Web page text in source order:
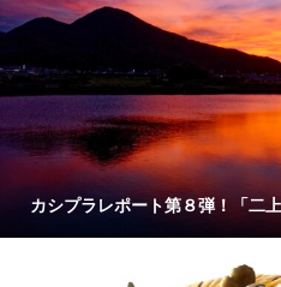
カシプラレポート第８弾！「二